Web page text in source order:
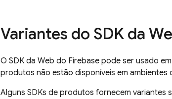
Variantes do SDK da
O SDK da Web do Firebase pode ser usado
produtos não estão disponíveis em ambientes
Alguns SDKs de produtos fornecem variantes